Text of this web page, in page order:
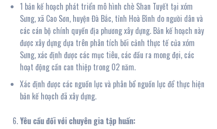
1 bản kế hoạch phát triển mô hình chè Shan Tuyết tại xóm
Sưng, xã Cao Sơn, huyện Đà Bắc, tỉnh Hoà Bình do người dân và
các cán bộ chính quyền địa phương xây dựng. Bản kế hoạch này
được xây dựng dựa trên phân tích bối cảnh thực tế của xóm
Sưng, xác định được các mục tiêu, các đầu ra mong đợi, các
hoạt động cần can thiệp trong 02 năm.
Xác định được các nguồn lực và phân bổ nguồn lực để thực hiện
bản kế hoạch đã xây dựng.
Yêu cầu đối với chuyên gia tập huấn: